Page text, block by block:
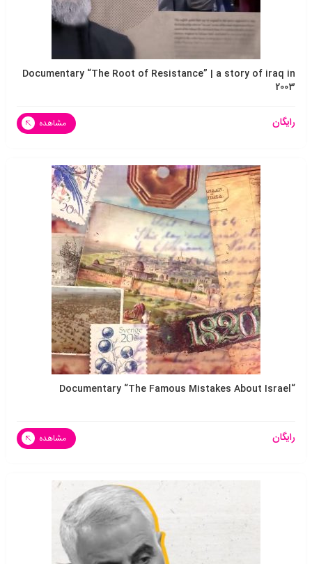
Documentary “The Root of Resistance” | a story of iraq in
2003
رایگان مشاهده
“Documentary “The Famous Mistakes About Israel
رایگان مشاهده